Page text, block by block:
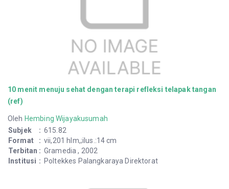
10 menit menuju sehat dengan terapi refleksi telapak tangan
(ref)
Oleh Hembing Wijayakusumah
Subjek
: 615.82
Format
: vii,201 hlm,;ilus.:14 cm
Terbitan : Gramedia , 2002
Institusi : Poltekkes Palangkaraya Direktorat